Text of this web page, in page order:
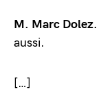
M. Marc Dolez.
aussi.
[…]